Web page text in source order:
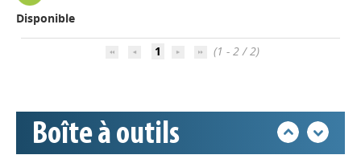
Disponible
1 (1 - 2 / 2)
Boîte à outils
Base documentaire